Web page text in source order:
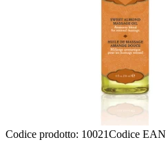
Codice prodotto: 10021Codice EAN